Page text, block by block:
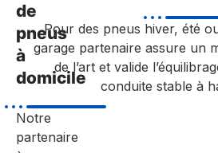
de
pneus
à
domicile
Notre
partenaire
Pour des pneus hiver, été
garage partenaire assure un
de l’art et valide
conduite stable à